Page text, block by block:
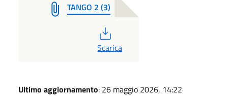
TANGO 2 (3)
PDF
Scarica
Ultimo aggiornamento: 26 maggio 2026, 14:22